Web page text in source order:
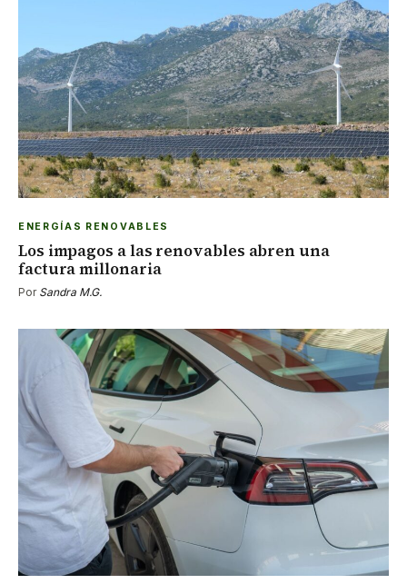
ENERGÍAS RENOVABLES
Los impagos a las renovables abren una
factura millonaria
Por Sandra M.G.